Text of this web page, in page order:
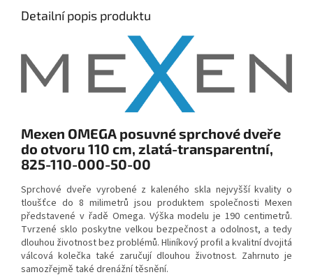
Detailní popis produktu
Mexen OMEGA posuvné sprchové dveře
do otvoru 110 cm, zlatá-transparentní,
825-110-000-50-00
Sprchové dveře vyrobené z kaleného skla nejvyšší kvality o
tloušťce do 8 milimetrů jsou produktem společnosti Mexen
představené v řadě Omega. Výška modelu je 190 centimetrů.
Tvrzené sklo poskytne velkou bezpečnost a odolnost, a tedy
dlouhou životnost bez problémů. Hliníkový profil a kvalitní dvojitá
válcová kolečka také zaručují dlouhou životnost. Zahrnuto je
samozřejmě také drenážní těsnění.